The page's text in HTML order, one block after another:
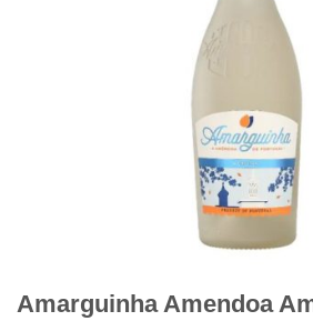
Amarguinha Amendoa